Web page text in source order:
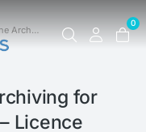
0
Arch…
for
Licence